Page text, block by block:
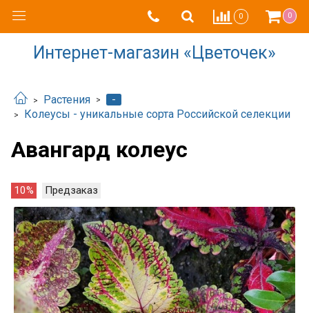
0 0
Интернет-магазин «Цветочек»
Растения
-
Колеусы - уникальные сорта Российской селекции
Авангард колеус
10% Предзаказ